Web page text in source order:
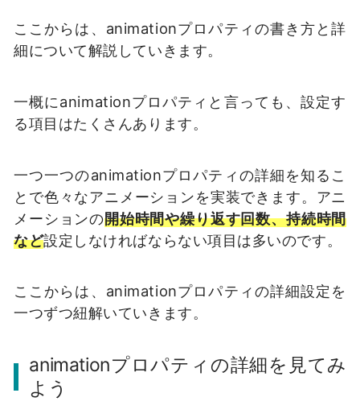
ここからは、animationプロパティの書き方と詳
細について解説していきます。
一概にanimationプロパティと言っても、設定す
る項目はたくさんあります。
一つ一つのanimationプロパティの詳細を知るこ
とで色々なアニメーションを実装できます。アニ
メーションの開始時間や繰り返す回数、持続時間
など設定しなければならない項目は多いのです。
ここからは、animationプロパティの詳細設定を
一つずつ紐解いていきます。
animationプロパティの詳細を見てみ
よう